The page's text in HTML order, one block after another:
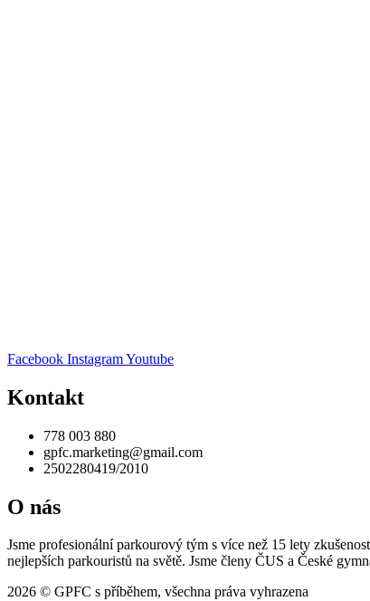
Facebook InstagramYoutube
Kontakt
778 003 880
gpfc.marketing@gmail.com
2502280419/2010
O nás
Jsme profesionální parkourový tým s více než 15 lety
nejlepších parkouristů na světě. Jsme členy ČUS a České
2026 © GPFC s příběhem, všechna práva vyhrazena